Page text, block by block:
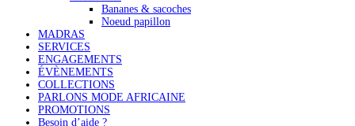
Bananes & sacoches
Noeud papillon
MADRAS
SERVICES
ENGAGEMENTS
ÉVÈNEMENTS
COLLECTIONS
PARLONS MODE AFRICAINE
PROMOTIONS
Besoin d’aide ?